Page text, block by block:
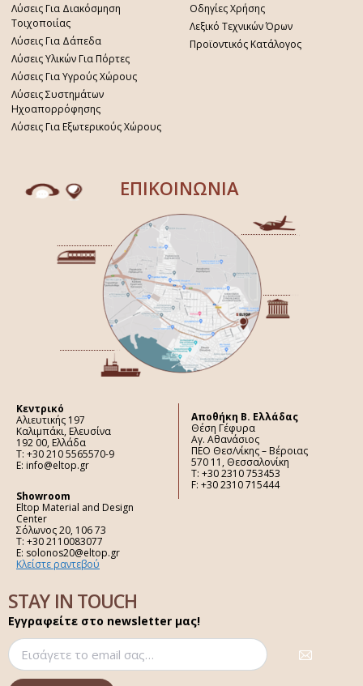
Λύσεις Για Διακόσμηση
Τοιχοποιίας
Λύσεις Για Δάπεδα
Λύσεις Υλικών Για Πόρτες
Λύσεις Για Υγρούς Χώρους
Λύσεις Συστημάτων
Ηχοαπορρόφησης
Λύσεις Για Εξωτερικούς Χώρους
Οδηγίες Χρήσης
Λεξικό Τεχνικών Όρων
Προϊοντικός Κατάλογος
ΕΠΙΚΟΙΝΩΝΙΑ
Κεντρικό
Αλιευτικής 197
Καλιμπάκι, Ελευσίνα
192 00, Ελλάδα
Τ: +30 210 5565570-9
E: info@eltop.gr
Showroom
Eltop Material and Design
Center
Σόλωνος 20, 106 73
Τ: +30 2110083077
E: solonos20@eltop.gr
Κλείστε ραντεβού
Aποθήκη Β. Ελλάδας
Θέση Γέφυρα
Αγ. Αθανάσιος
ΠΕΟ Θεσ/νίκης – Βέροιας
570 11, Θεσσαλονίκη
Τ: +30 2310 753453
F: +30 2310 715444
STAY IN TOUCH
Εγγραφείτε στο newsletter μας!